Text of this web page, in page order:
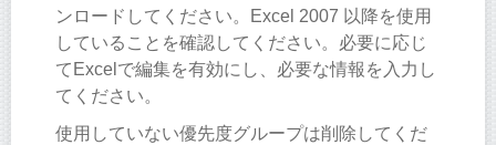
ンロードしてください。Excel 2007 以降を使用
していることを確認してください。必要に応じ
てExcelで編集を有効にし、必要な情報を入力し
てください。
使用していない優先度グループは削除してくだ